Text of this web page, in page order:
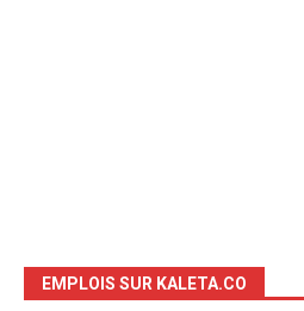
EMPLOIS SUR KALETA.CO